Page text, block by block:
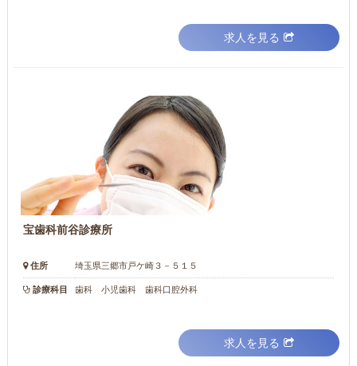
求人を見る
宝歯科前谷診療所
住所 埼玉県三郷市戸ケ崎３－５１５
診療科目 歯科 小児歯科 歯科口腔外科
求人を見る